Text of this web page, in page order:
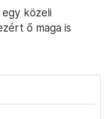
közeli
ő maga is